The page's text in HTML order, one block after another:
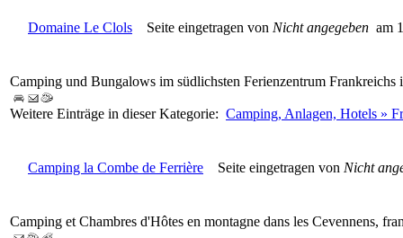
Domaine Le Clols Seite eingetragen von Nicht angegeben am
Camping und Bungalows im südlichsten Ferienzentrum Frankreichs
Weitere Einträge in dieser Kategorie: Camping, Anlagen, Hotels »
Camping la Combe de Ferrière Seite eingetragen von Nicht
Camping et Chambres d'Hôtes en montagne dans les Cevennens,